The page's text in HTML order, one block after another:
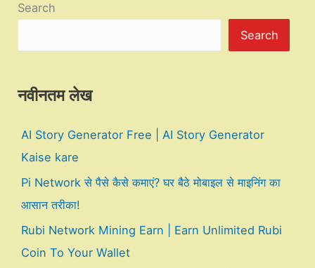
Search
Search
नवीनतम लेख
AI Story Generator Free | AI Story Generator
Kaise kare
Pi Network से पैसे कैसे कमाएं? घर बैठे मोबाइल से माइनिंग का
आसान तरीका!
Rubi Network Mining Earn | Earn Unlimited Rubi
Coin To Your Wallet